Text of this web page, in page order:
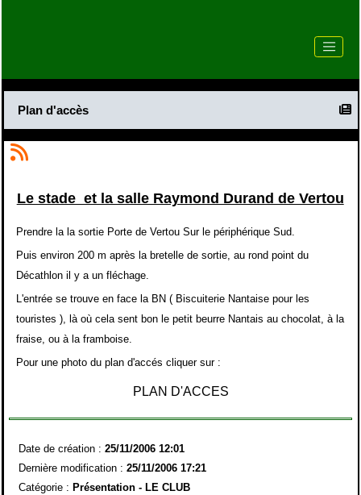
Plan d'accès
Le stade et la salle Raymond Durand de Vertou
Prendre la la sortie Porte de Vertou Sur le périphérique Sud.
Puis environ 200 m après la bretelle de sortie, au rond point du
Décathlon il y a un fléchage.
L'entrée se trouve en face la BN ( Biscuiterie Nantaise pour les
touristes ), là où cela sent bon le petit beurre Nantais au chocolat, à la
fraise, ou à la framboise.
Pour une photo du plan d'accés cliquer sur :
PLAN D'ACCES
Date de création : 25/11/2006 12:01
Dernière modification : 25/11/2006 17:21
Catégorie : Présentation - LE CLUB